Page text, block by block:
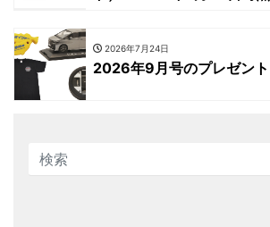
2026年7月24日
2026年9月号のプレゼント